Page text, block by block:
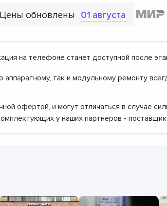
Цены обновлены 01 августа
на телефоне станет доступной после
аппаратному, так и модульному ремонту
офертой, и могут отличаться в случае
у наших партнеров -